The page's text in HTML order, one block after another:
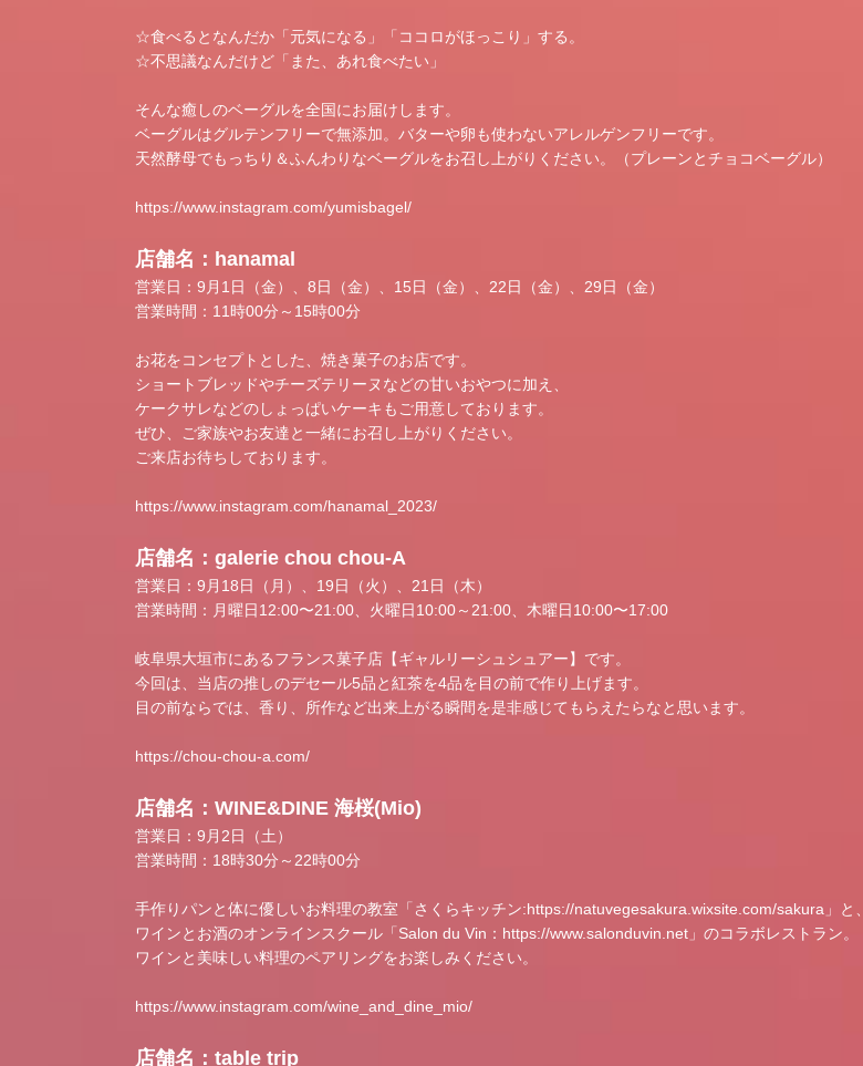
☆食べるとなんだか「元気になる」「ココロがほっこり」する。
☆不思議なんだけど「また、あれ食べたい」
そんな癒しのベーグルを全国にお届けします。
ベーグルはグルテンフリーで無添加。バターや卵も使わないアレルゲンフリーです。
天然酵母でもっちり＆ふんわりなベーグルをお召し上がりください。（プレーンとチョコベーグル）
https://www.instagram.com/yumisbagel/
店舗名：hanamal
営業日：9月1日（金）、8日（金）、15日（金）、22日（金）、29日（金）
営業時間：11時00分～15時00分
お花をコンセプトとした、焼き菓子のお店です。
ショートブレッドやチーズテリーヌなどの甘いおやつに加え、
ケークサレなどのしょっぱいケーキもご用意しております。
ぜひ、ご家族やお友達と一緒にお召し上がりください。
ご来店お待ちしております。
https://www.instagram.com/hanamal_2023/
店舗名：galerie chou chou-A
営業日：9月18日（月）、19日（火）、21日（木）
営業時間：月曜日12:00〜21:00、火曜日10:00～21:00、木曜日10:00〜17:00
岐阜県大垣市にあるフランス菓子店【ギャルリーシュシュアー】です。
今回は、当店の推しのデセール5品と紅茶を4品を目の前で作り上げます。
目の前ならでは、香り、所作など出来上がる瞬間を是非感じてもらえたらなと思います。
https://chou-chou-a.com/
店舗名：WINE&DINE 海桜(Mio)
営業日：9月2日（土）
営業時間：18時30分～22時00分
手作りパンと体に優しいお料理の教室「さくらキッチン:https://natuvegesakura.wixsite.com/sakura 」と、
ワインとお酒のオンラインスクール「Salon du Vin： https://www.salonduvin.net 」のコラボレストラン。
ワインと美味しい料理のペアリングをお楽しみください。
https://www.instagram.com/wine_and_dine_mio/
店舗名：table trip